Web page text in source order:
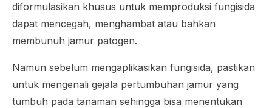
diformulasikan khusus untuk memproduksi fungisida
dapat mencegah, menghambat atau bahkan
membunuh jamur patogen.
Namun sebelum mengaplikasikan fungisida, pastikan
untuk mengenali gejala pertumbuhan jamur yang
tumbuh pada tanaman sehingga bisa menentukan